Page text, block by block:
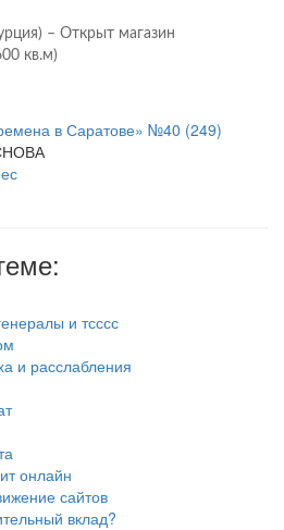
– Открыт магазин
кв.м)
в Саратове» №40 (249)
и тсссс
и расслабления
онлайн
сайтов
вклад?